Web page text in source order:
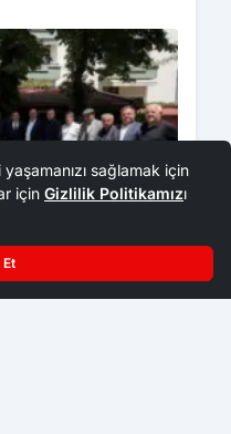
fiyatları çiftçimizi
sağlamak için
için Gizlilik Politikamızı
Et